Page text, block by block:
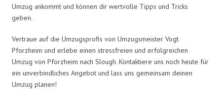
Umzug ankommt und können dir wertvolle Tipps und Tricks
geben.
Vertraue auf die Umzugsprofis von Umzugsmeister Vogt
Pforzheim und erlebe einen stressfreien und erfolgreichen
Umzug von Pforzheim nach Slough. Kontaktiere uns noch heute für
ein unverbindliches Angebot und lass uns gemeinsam deinen
Umzug planen!